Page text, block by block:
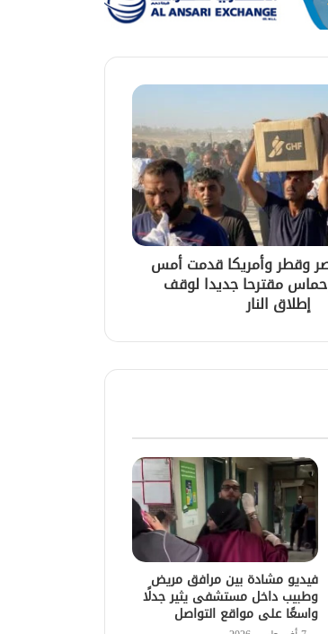
وقطر وأمريكا قدمت أمس
مقترحا جديدا لوقف
إطلاق النار
فيديو مشادة بين مرافق مريض
وطبيب داخل مستشفى يثير جدلًا
واسعًا على مواقع التواصل